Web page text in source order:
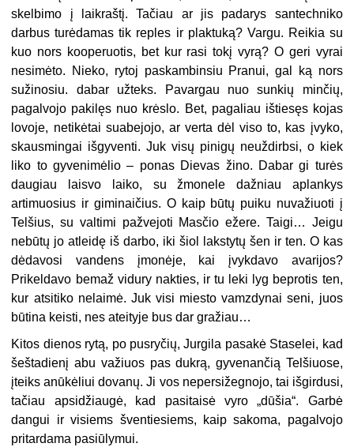
skelbimo į laikraštį. Tačiau ar jis padarys santechniko
darbus turėdamas tik reples ir plaktuką? Vargu. Reikia su
kuo nors kooperuotis, bet kur rasi tokį vyrą? O geri vyrai
nesimėto. Nieko, rytoj paskambinsiu Pranui, gal ką nors
sužinosiu. dabar užteks. Pavargau nuo sunkių minčių,
pagalvojo pakilęs nuo krėslo. Bet, pagaliau ištiesęs kojas
lovoje, netikėtai suabejojo, ar verta dėl viso to, kas įvyko,
skausmingai išgyventi. Juk visų pinigų neuždirbsi, o kiek
liko to gyvenimėlio – ponas Dievas žino. Dabar gi turės
daugiau laisvo laiko, su žmonele dažniau aplankys
artimuosius ir giminaičius. O kaip būtų puiku nuvažiuoti į
Telšius, su valtimi pažvejoti Masčio ežere. Taigi… Jeigu
nebūtų jo atleidę iš darbo, iki šiol lakstytų šen ir ten. O kas
dėdavosi vandens įmonėje, kai įvykdavo avarijos?
Prikeldavo bemaž vidury nakties, ir tu leki lyg beprotis ten,
kur atsitiko nelaimė. Juk visi miesto vamzdynai seni, juos
būtina keisti, nes ateityje bus dar gražiau…
Kitos dienos rytą, po pusryčių, Jurgila pasakė Staselei, kad
šeštadienį abu važiuos pas dukrą, gyvenančią Telšiuose,
įteiks anūkėliui dovanų. Ji vos nepersižegnojo, tai išgirdusi,
tačiau apsidžiaugė, kad pasitaisė vyro „dūšia“. Garbė
dangui ir visiems šventiesiems, kaip sakoma, pagalvojo
pritardama pasiūlymui.